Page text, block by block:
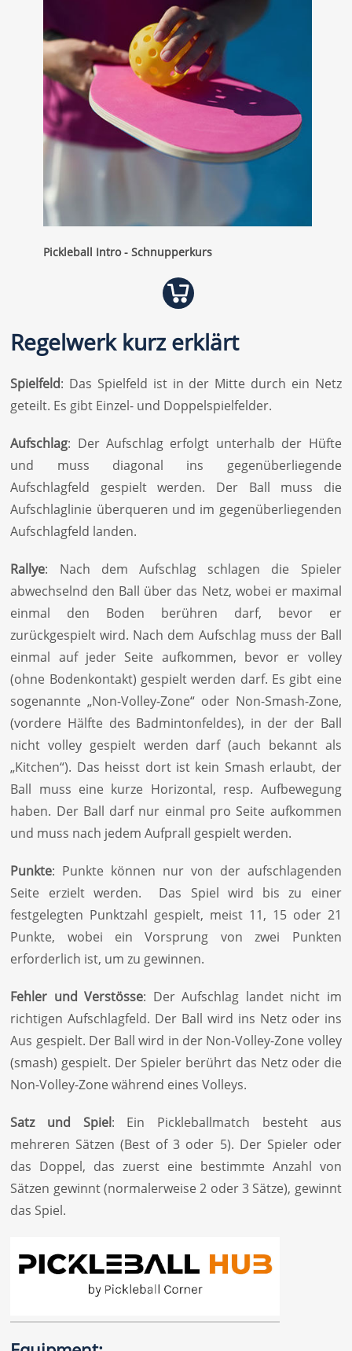
Pickleball Intro - Schnupperkurs
Regelwerk kurz erklärt
Spielfeld: Das Spielfeld ist in der Mitte durch ein Netz
geteilt. Es gibt Einzel- und Doppelspielfelder.
Aufschlag: Der Aufschlag erfolgt unterhalb der Hüfte
und muss diagonal ins gegenüberliegende
Aufschlagfeld gespielt werden. Der Ball muss die
Aufschlaglinie überqueren und im gegenüberliegenden
Aufschlagfeld landen.
Rallye: Nach dem Aufschlag schlagen die Spieler
abwechselnd den Ball über das Netz, wobei er maximal
einmal den Boden berühren darf, bevor er
zurückgespielt wird. Nach dem Aufschlag muss der Ball
einmal auf jeder Seite aufkommen, bevor er volley
(ohne Bodenkontakt) gespielt werden darf. Es gibt eine
sogenannte „Non-Volley-Zone“ oder Non-Smash-Zone,
(vordere Hälfte des Badmintonfeldes), in der der Ball
nicht volley gespielt werden darf (auch bekannt als
„Kitchen“). Das heisst dort ist kein Smash erlaubt, der
Ball muss eine kurze Horizontal, resp. Aufbewegung
haben. Der Ball darf nur einmal pro Seite aufkommen
und muss nach jedem Aufprall gespielt werden.
Punkte: Punkte können nur von der aufschlagenden
Seite erzielt werden. Das Spiel wird bis zu einer
festgelegten Punktzahl gespielt, meist 11, 15 oder 21
Punkte, wobei ein Vorsprung von zwei Punkten
erforderlich ist, um zu gewinnen.
Fehler und Verstösse: Der Aufschlag landet nicht im
richtigen Aufschlagfeld. Der Ball wird ins Netz oder ins
Aus gespielt. Der Ball wird in der Non-Volley-Zone volley
(smash) gespielt. Der Spieler berührt das Netz oder die
Non-Volley-Zone während eines Volleys.
Satz und Spiel: Ein Pickleballmatch besteht aus
mehreren Sätzen (Best of 3 oder 5). Der Spieler oder
das Doppel, das zuerst eine bestimmte Anzahl von
Sätzen gewinnt (normalerweise 2 oder 3 Sätze), gewinnt
das Spiel.